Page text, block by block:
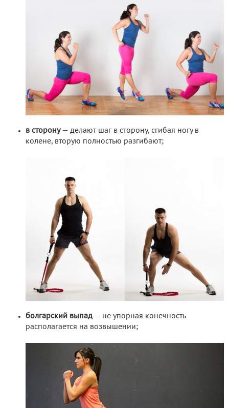
в сторону — делают шаг в сторону, сгибая ногу в
колене, вторую полностью разгибают;
болгарский выпад — не упорная конечность
располагается на возвышении;